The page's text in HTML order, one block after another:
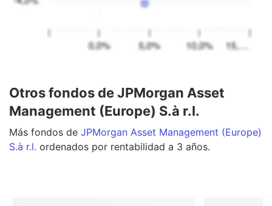
Otros fondos de JPMorgan Asset
Management (Europe) S.à r.l.
Más fondos de JPMorgan Asset Management (Europe)
S.à r.l. ordenados por rentabilidad a 3 años.